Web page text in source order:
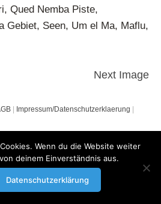
Qued Nemba Piste,
Gebiet, Seen, Um el Ma, Maflu,
Next Image
| Impressum/Datenschutzerklaerung
Wenn du die Website weiter
deinem Einverständnis aus.
Datenschutzerklärung